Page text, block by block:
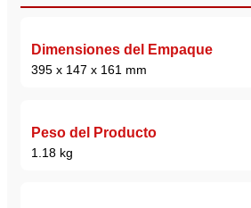
Dimensiones del Empaque
395 x 147 x 161 mm
Peso del Producto
1.18 kg